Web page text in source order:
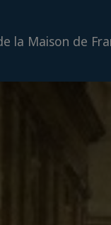
la Maison de